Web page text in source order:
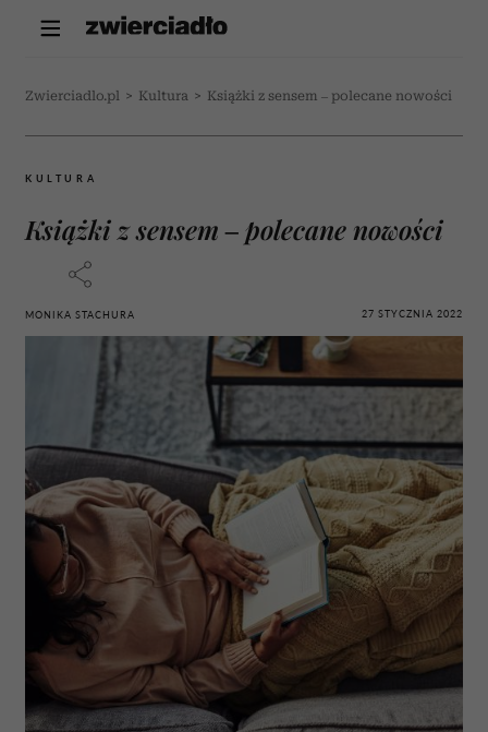
Zwierciadlo.pl > Kultura > Książki z sensem – polecane nowości
KULTURA
Książki z sensem – polecane nowości
MONIKA STACHURA 27 STYCZNIA 2022